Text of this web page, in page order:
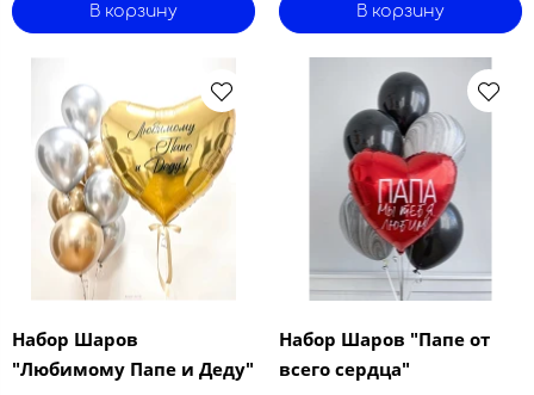
В корзину В корзину
Набор Шаров
"Любимому Папе и Деду"
Набор Шаров "Папе от
всего сердца"